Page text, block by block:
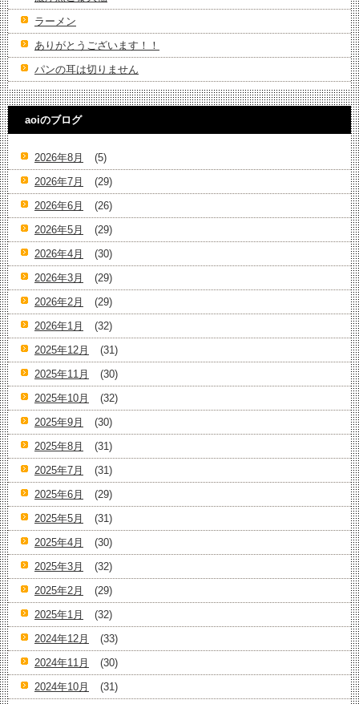
ラーメン
ありがとうございます！！
パンの耳は切りません
aoiのブログ
2026年8月
(5)
2026年7月
(29)
2026年6月
(26)
2026年5月
(29)
2026年4月
(30)
2026年3月
(29)
2026年2月
(29)
2026年1月
(32)
2025年12月
(31)
2025年11月
(30)
2025年10月
(32)
2025年9月
(30)
2025年8月
(31)
2025年7月
(31)
2025年6月
(29)
2025年5月
(31)
2025年4月
(30)
2025年3月
(32)
2025年2月
(29)
2025年1月
(32)
2024年12月
(33)
2024年11月
(30)
2024年10月
(31)